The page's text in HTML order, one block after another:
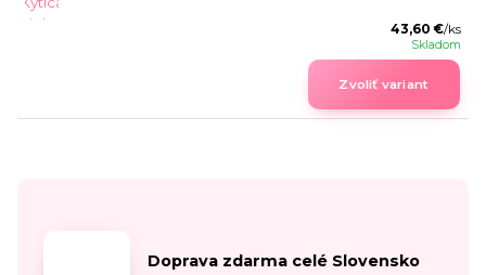
43,60 €/ks
Skladom
Zvoliť variant
Doprava zdarma celé Slovensko